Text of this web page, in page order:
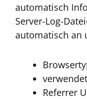
automatisch
Server-Log-
automatisch an
Referrer